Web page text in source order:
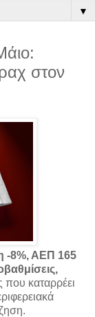
▼
στον
-8%, ΑΕΠ 165
καταρρέει